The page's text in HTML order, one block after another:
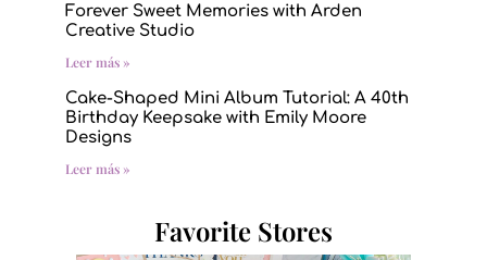
Forever Sweet Memories with Arden
Creative Studio
Leer más »
Cake-Shaped Mini Album Tutorial: A 40th
Birthday Keepsake with Emily Moore
Designs
Leer más »
Favorite Stores